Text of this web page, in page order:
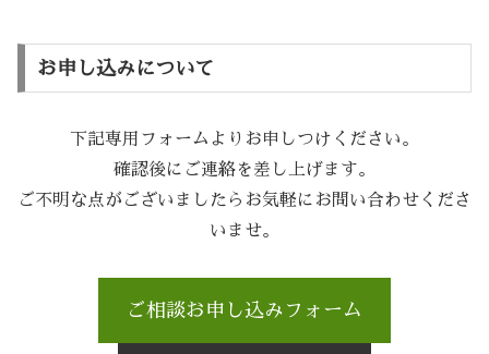
お申し込みについて
下記専用フォームよりお申しつけください。
確認後にご連絡を差し上げます。
ご不明な点がございましたらお気軽にお問い合わせくださ
いませ。
ご相談お申し込みフォーム